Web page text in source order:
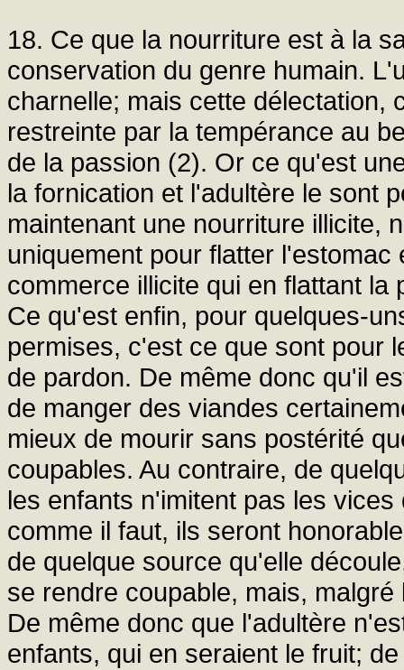
18. Ce que la nourriture est à la
conservation du genre humain.
charnelle; mais cette délectation,
restreinte par la tempérance au
de la passion (2). Or ce qu'est
la fornication et l'adultère le sont
maintenant une nourriture illicite,
uniquement pour flatter
commerce illicite qui en flattant
Ce qu'est enfin, pour quelques-
permises, c'est ce que sont pour
de pardon. De même donc qu'il
de manger des viandes
mieux de mourir sans postérité
coupables. Au contraire, de
les enfants n'imitent pas les
comme il faut, ils seront
de quelque source qu'elle
se rendre coupable, mais,
De même donc que l'adultère
enfants, qui en seraient le fruit;